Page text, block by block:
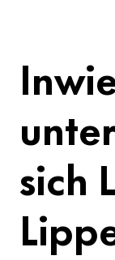
sich